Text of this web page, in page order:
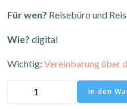
Für wen? Reisebüro und
Wie? digital
Wichtig: Vereinbarung über
1/2tägiger
In den